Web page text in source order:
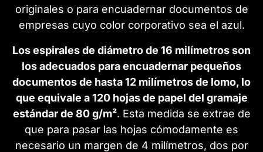
originales o para encuadernar documentos de
empresas cuyo color corporativo sea el azul.
Los espirales de diámetro de 16 milímetros son
los adecuados para encuadernar pequeños
documentos de hasta 12 milímetros de lomo, lo
que equivale a 120 hojas de papel del gramaje
estándar de 80 g/m². Esta medida se extrae de
que para pasar las hojas cómodamente es
necesario un margen de 4 milímetros, dos por